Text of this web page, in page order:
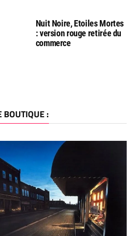
Nuit Noire, Etoiles Mortes
: version rouge retirée du
commerce
BOUTIQUE :